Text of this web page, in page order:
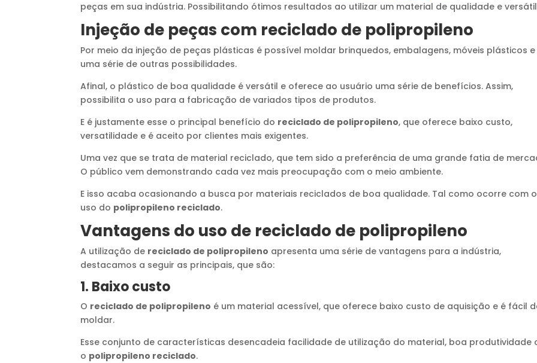
peças em sua indústria. Possibilitando ótimos resultados ao utilizar um material de qualidade e
Injeção de peças com reciclado de polipropileno
Por meio da injeção de peças plásticas é possível moldar brinquedos, embalagens, móveis plásticos e
uma série de outras possibilidades.
Afinal, o plástico de boa qualidade é versátil e oferece ao usuário uma série de benefícios. Assim,
possibilita o uso para a fabricação de variados tipos de produtos.
E é justamente esse o principal benefício do reciclado de polipropileno, que oferece baixo custo,
versatilidade e é aceito por clientes mais exigentes.
Uma vez que se trata de material reciclado, que tem sido a preferência de uma grande fatia de
O público vem demonstrando cada vez mais preocupação com o meio ambiente.
E isso acaba ocasionando a busca por materiais reciclados de boa qualidade. Tal como ocorre com o
uso do polipropileno reciclado.
Vantagens do uso de reciclado de polipropileno
A utilização de reciclado de polipropileno apresenta uma série de vantagens para a indústria,
destacamos a seguir as principais, que são:
1. Baixo custo
O reciclado de polipropileno é um material acessível, que oferece baixo custo de aquisição e é fácil
moldar.
Esse conjunto de características desencadeia facilidade de utilização do material, boa produtividade
o polipropileno reciclado.